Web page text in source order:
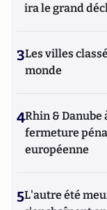
ira le grand
3Les villes
monde
4Rhin & Danube
fermeture
européenne
5L'autre été